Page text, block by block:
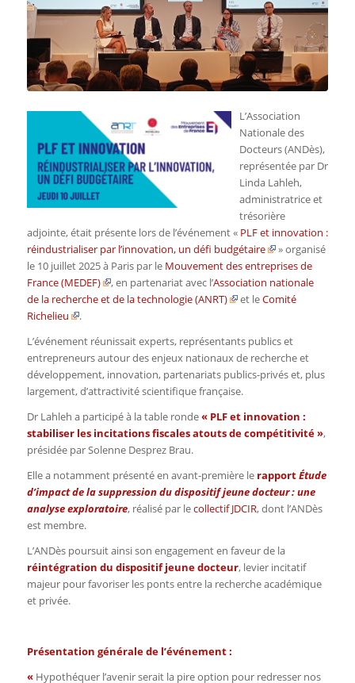
L’Association
Nationale des
Docteurs (ANDès),
représentée par Dr
Linda Lahleh,
administratrice et
trésorière
adjointe, était présente lors de l’événement « PLF et innovation :
réindustrialiser par l’innovation, un défi budgétaire
» organisé
le 10 juillet 2025 à Paris par le Mouvement des entreprises de
France (MEDEF)
, en partenariat avec l’Association nationale
de la recherche et de la technologie (ANRT)
et leComité
Richelieu
.
L’événement réunissait experts, représentants publics et
entrepreneurs autour des enjeux nationaux de recherche et
développement, innovation, partenariats publics-privés et, plus
largement, d’attractivité scientifique française.
Dr Lahleh a participé à la table ronde« PLF et innovation :
stabiliser les incitations fiscales atouts de compétitivité »,
présidée par Solenne Desprez Brau.
Elle a notamment présenté en avant-première le rapportÉtude
d’impact de la suppression du dispositif jeune docteur : une
analyse exploratoire, réalisé par lecollectif JDCIR, dont l’ANDès
est membre.
L’ANDès poursuit ainsi son engagement en faveur de la
réintégration du dispositif jeune docteur, levier incitatif
majeur pour favoriser les ponts entre la recherche académique
et privée.
Présentation générale de l’événement :
« Hypothéquer l’avenir serait la pire option pour redresser nos